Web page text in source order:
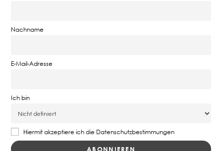
Nachname
E-Mail-Adresse
Ich bin
Hiermit akzeptiere ich die Datenschutzbestimmungen